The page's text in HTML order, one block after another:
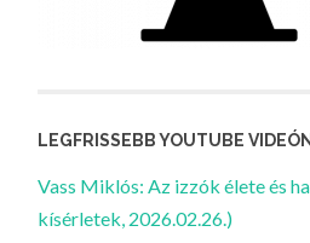
LEGFRISSEBB YOUTUBE
Vass Miklós: Az izzók élete és
kísérletek, 2026.02.26.)